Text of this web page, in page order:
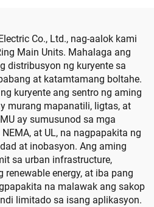
Co., Ltd., nag-aalok kami
Main Units. Mahalaga ang
distribusyon ng kuryente sa
at katamtamang boltahe.
kuryente ang sentro ng aming
murang mapanatili, ligtas, at
ay sumusunod sa mga
NEMA, at UL, na nagpapakita ng
at inobasyon. Ang aming
sa urban infrastructure,
energy, at iba pang
na malawak ang sakop
limitado sa isang aplikasyon.